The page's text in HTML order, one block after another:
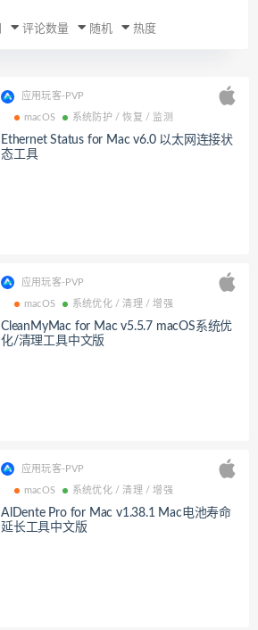
评论数量 随机 热度
应用玩客-PVP
macOS 系统防护 / 恢复 / 监测
Ethernet Status for Mac v6.0 以太网连接状
态工具
应用玩客-PVP
macOS 系统优化 / 清理 / 增强
CleanMyMac for Mac v5.5.7 macOS系统优
化/清理工具中文版
应用玩客-PVP
macOS 系统优化 / 清理 / 增强
AlDente Pro for Mac v1.38.1 Mac电池寿命
延长工具中文版